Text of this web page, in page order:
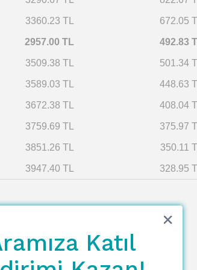
3360.23 TL 672.05
2957.00 TL 492.83
3509.38 TL 501.34
3589.03 TL 448.63
3672.38 TL 408.04
3759.69 TL 375.97
3851.26 TL 350.11 TL
3947.40 TL 328.95
Katıl